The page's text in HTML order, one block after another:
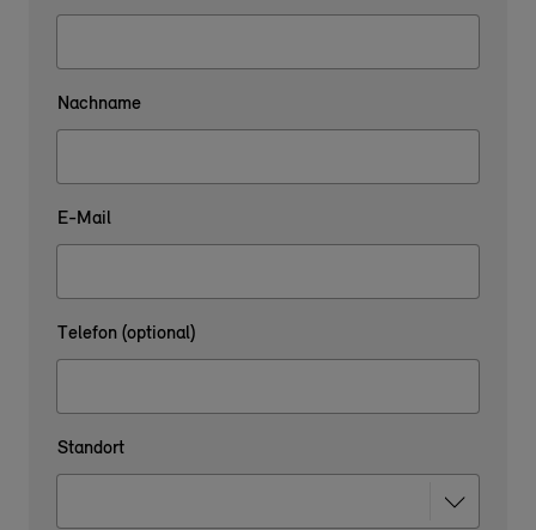
Nachname
E-Mail
Telefon (optional)
Standort